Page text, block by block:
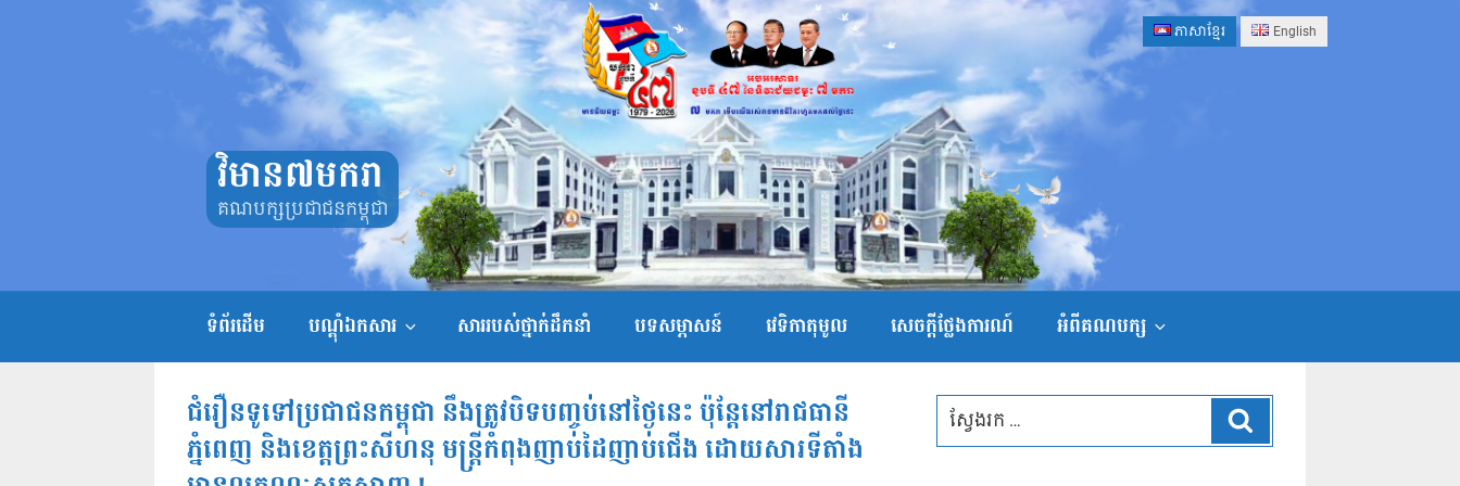
ភាសាខ្មែរ English
វិមាន៧មករា
គណបក្សប្រជាជនកម្ពុជា
ទំព័រដើម បណ្តុំឯកសារ សាររបស់ថ្នាក់ដឹកនាំ បទសម្ភាសន៍ វេទិកាតុមូល សេចក្ដីថ្លែងការណ៍ អំពីគណបក្ស
ជំរឿនទូទៅប្រជាជនកម្ពុជា នឹងត្រូវបិទបញ្ចប់នៅថ្ងៃនេះ ប៉ុន្តែនៅរាជធានី
ភ្នំពេញ និងខេត្តព្រះសីហនុ មន្ត្រីកំពុងញាប់ដៃញាប់ជើង ដោយសារទីតាំង